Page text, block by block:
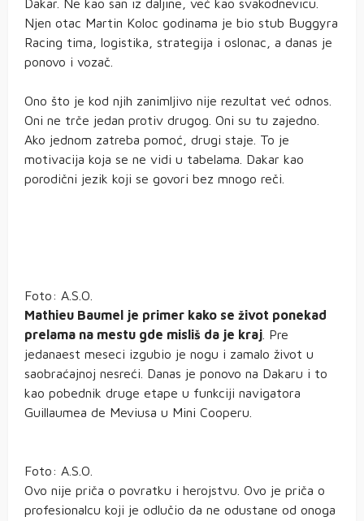
Dakar. Ne kao san iz daljine, već kao svakodnevicu.
Njen otac Martin Koloc godinama je bio stub Buggyra
Racing tima, logistika, strategija i oslonac, a danas je
ponovo i vozač.
Ono što je kod njih zanimljivo nije rezultat već odnos.
Oni ne trče jedan protiv drugog. Oni su tu zajedno.
Ako jednom zatreba pomoć, drugi staje. To je
motivacija koja se ne vidi u tabelama. Dakar kao
porodični jezik koji se govori bez mnogo reči.
Foto: A.S.O.
Mathieu Baumel je primer kako se život ponekad
prelama na mestu gde misliš da je kraj . Pre
jedanaest meseci izgubio je nogu i zamalo život u
saobraćajnoj nesreći. Danas je ponovo na Dakaru i to
kao pobednik druge etape u funkciji navigatora
Guillaumea de Meviusa u Mini Cooperu.
Foto: A.S.O.
Ovo nije priča o povratku i herojstvu. Ovo je priča o
profesionalcu koji je odlučio da ne odustane od onoga